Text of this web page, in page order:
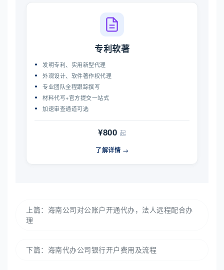
专利软著
发明专利、实用新型代理
外观设计、软件著作权代理
专业团队全程跟踪撰写
材料代写+官方提交一站式
加速审查通道可选
¥800 起
了解详情 →
上篇： 海南公司对公账户开通代办，法人远程配合办
理
下篇： 海南代办公司银行开户费用及流程